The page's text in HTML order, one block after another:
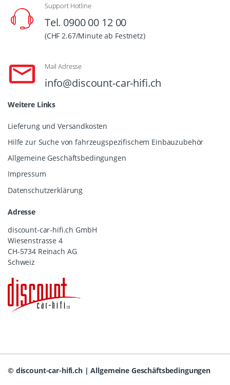
Support Hotline
Tel. 0900 00 12 00
(CHF 2.67/Minute ab Festnetz)
Mail Adresse
info@discount-car-hifi.ch
Weitere Links
Lieferung und Versandkosten
Hilfe zur Suche von fahrzeugspezifischem Einbauzubehör
Allgemeine Geschäftsbedingungen
Impressum
Datenschutzerklärung
Adresse
discount-car-hifi.ch GmbH
Wiesenstrasse 4
CH-5734 Reinach AG
Schweiz
© discount-car-hifi.ch|Allgemeine Geschäftsbedingungen